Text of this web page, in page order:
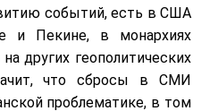
событий, есть в США
и Пекине, в монархиях
других геополитических
что сбросы в СМИ
проблематике, в том